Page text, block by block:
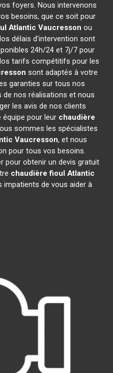
foyers. Nous intervenons
besoins, que ce soit pour
Atlantic Vaucresson ou
délais d'intervention sont
24h/24 et 7j/7 pour
tarifs compétitifs pour les
sont adaptés à votre
garanties sur tous nos
nos réalisations et nous
les avis de nos clients
pour leur chaudière
sommes les spécialistes
Vaucresson, et nous
pour tous vos besoins.
pour obtenir un devis gratuit
chaudière fioul Atlantic
impatients de vous aider à